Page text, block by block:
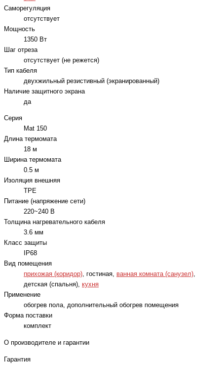
Саморегуляция
отсутствует
Мощность
1350 Вт
Шаг отреза
отсутствует (не режется)
Тип кабеля
двухжильный резистивный (экранированный)
Наличие защитного экрана
да
Серия
Mat 150
Длина термомата
18 м
Ширина термомата
0.5 м
Изоляция внешняя
TPE
Питание (напряжение сети)
220~240 В
Толщина нагревательного кабеля
3.6 мм
Класс защиты
IP68
Вид помещения
прихожая (коридор), гостиная, ванная комната (санузел),
детская (спальня), кухня
Применение
обогрев пола, дополнительный обогрев помещения
Форма поставки
комплект
О производителе и гарантии
Гарантия